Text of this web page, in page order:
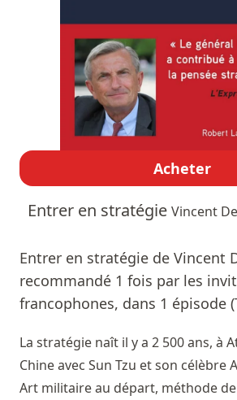
Acheter
Entrer en stratégie Vincent
Entrer en stratégie de Vincent
recommandé 1 fois par les
francophones, dans 1 épisode
La stratégie naît il y a 2 500 ans, à
Chine avec Sun Tzu et son célèbre
Art militaire au départ, méthode